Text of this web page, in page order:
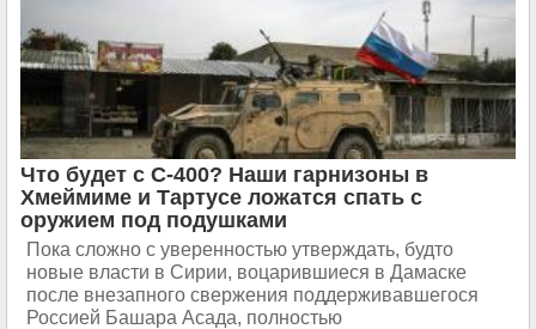
Что будет с С-400? Наши гарнизоны в
Хмеймиме и Тартусе ложатся спать с
оружием под подушками
Пока сложно с уверенностью утверждать, будто
новые власти в Сирии, воцарившиеся в Дамаске
после внезапного свержения поддерживавшегося
Россией Башара Асада, полностью